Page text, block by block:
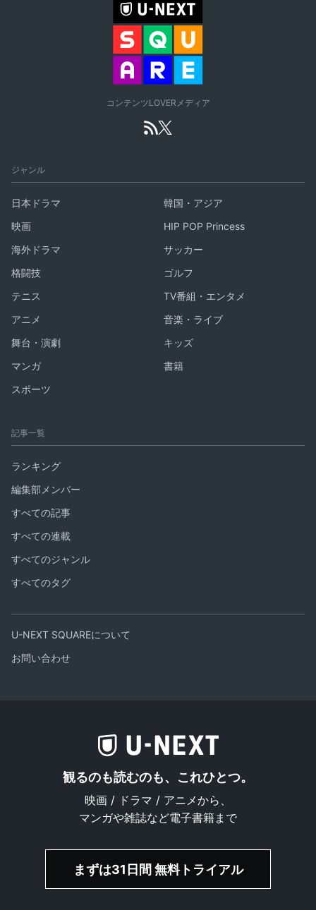
コンテンツLOVERメディア
ジャンル
日本ドラマ
韓国・アジア
映画
HIP POP Princess
海外ドラマ
サッカー
格闘技
ゴルフ
テニス
TV番組・エンタメ
アニメ
音楽・ライブ
舞台・演劇
キッズ
マンガ
書籍
スポーツ
記事一覧
ランキング
編集部メンバー
すべての記事
すべての連載
すべてのジャンル
すべてのタグ
U-NEXT SQUAREについて
お問い合わせ
観るのも読むのも、これひとつ。
映画 / ドラマ / アニメから、
マンガや雑誌など電子書籍まで
まずは31日間 無料トライアル